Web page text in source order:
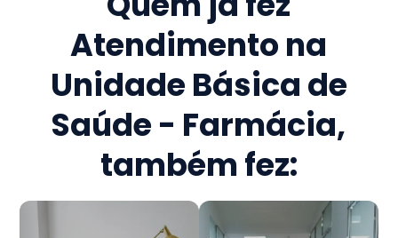
Atendimento na
Unidade Básica de
Saúde - Farmácia,
também fez: